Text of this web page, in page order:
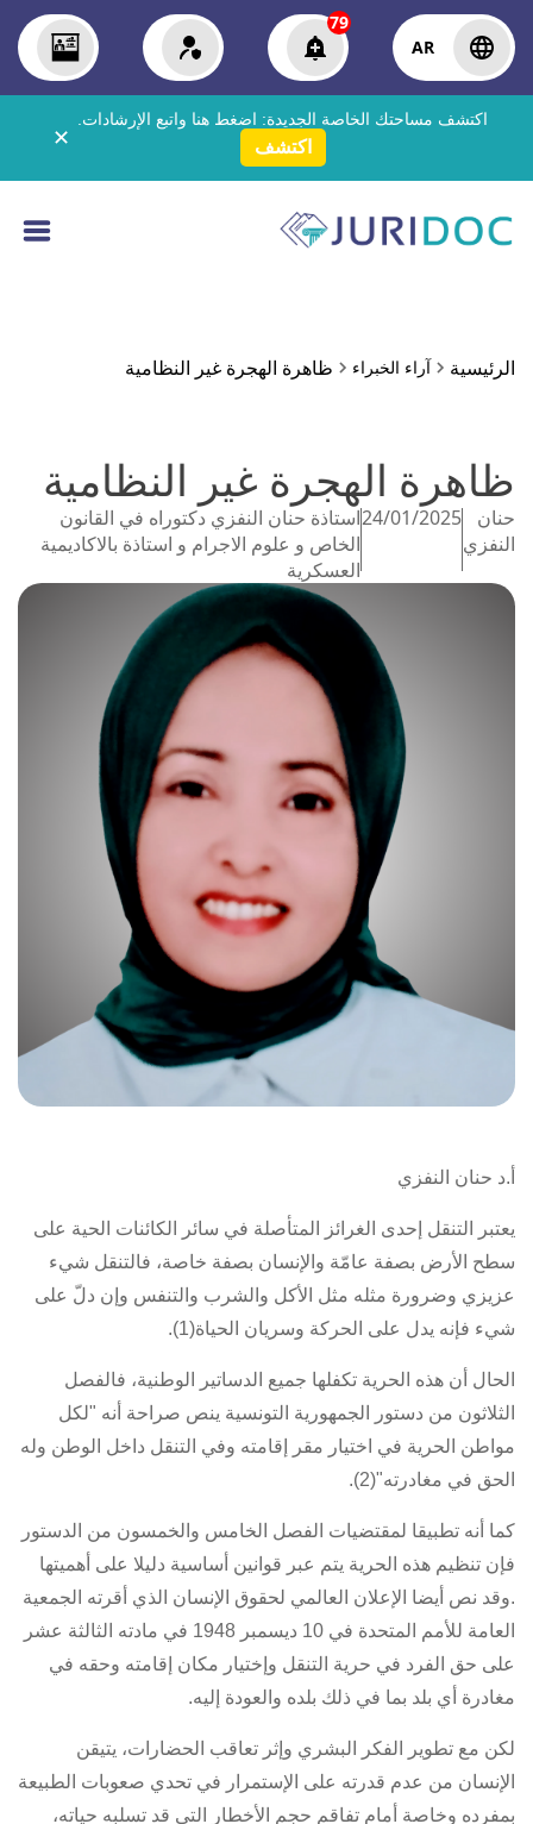
AR
79
اكتشف مساحتك الخاصة الجديدة: اضغط هنا واتبع الإرشادات.
اكتشف ✕
الرئيسية آراء الخبراء ظاهرة الهجرة غير النظامية
ظاهرة الهجرة غير النظامية
حنان
النفزي
24/01/2025استاذة حنان النفزي دكتوراه في القانون
الخاص و علوم الاجرام و استاذة بالاكاديمية
العسكرية
أ.د حنان النفزي
يعتبر التنقل إحدى الغرائز المتأصلة في سائر الكائنات الحية على
سطح الأرض بصفة عامّة والإنسان بصفة خاصة، فالتنقل شيء
عزيزي وضرورة مثله مثل الأكل والشرب والتنفس وإن دلّ على
شيء فإنه يدل على الحركة وسريان الحياة(1).
الحال أن هذه الحرية تكفلها جميع الدساتير الوطنية، فالفصل
الثلاثون من دستور الجمهورية التونسية ينص صراحة أنه "لكل
مواطن الحرية في اختيار مقر إقامته وفي التنقل داخل الوطن وله
الحق في مغادرته"(2).
كما أنه تطبيقا لمقتضيات الفصل الخامس والخمسون من الدستور
فإن تنظيم هذه الحرية يتم عبر قوانين أساسية دليلا على أهميتها
.وقد نص أيضا الإعلان العالمي لحقوق الإنسان الذي أقرته الجمعية
العامة للأمم المتحدة في 10 ديسمبر 1948 في مادته الثالثة عشر
على حق الفرد في حرية التنقل وإختيار مكان إقامته وحقه في
مغادرة أي بلد بما في ذلك بلده والعودة إليه.
لكن مع تطوير الفكر البشري وإثر تعاقب الحضارات، يتيقن
الإنسان من عدم قدرته على الإستمرار في تحدي صعوبات الطبيعة
بمفرده وخاصة أمام تفاقم حجم الأخطار التي قد تسلبه حياته،